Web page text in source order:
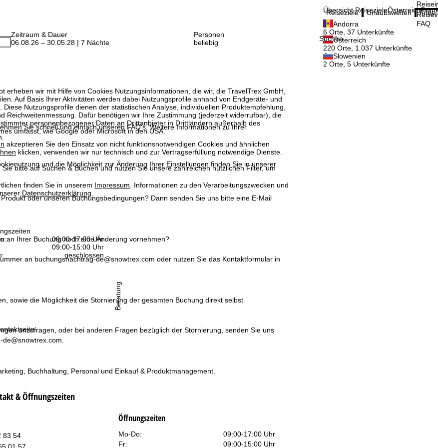
erheben wir mit Hilfe von Cookies Nutzungsinformationen, die wir, die TravelTrex GmbH,
Auf Basis Ihrer Aktivitäten werden dabei Nutzungsprofile anhand von Endgeräte- und
Nutzungsprofile dienen der statistischen Analyse, individuellen Produktempfehlung,
Reichweitenmessung. Dafür benötigen wir Ihre Zustimmung (jederzeit widerrufbar), die
personenbezogener Daten an Drittanbieter in Drittländern außerhalb des
umfasst, wie Google oder Microsoft in den USA.
akzeptieren Sie den Einsatz von nicht funktionsnotwendigen Cookies und ähnlichen
klicken, verwenden wir nur technisch und zur Vertragserfüllung notwendige Dienste.
und die Möglichkeit zur Änderung Ihrer Einstellungen finden Sie in unserer
finden Sie in unserem Impressum . Informationen zu den Verarbeitungszwecken und
Datenschutzerklärung
09:00-17:00 Uhr
09:00-15:00 Uhr
geschlossen
Beratung
Reiseziele
Übersicht ReisezieleÖsterreich
Andorra
6 Orte, 37 Unterkünfte
Österreich
220 Orte, 1.037 Unterkünfte
Slowenien
2 Orte, 5 Unterkünfte
Urlaubswelten Infos
FAQ
Zeitraum & Dauer
06.08.26 – 30.05.28 | 7 Nächte
Personen
beliebig
Suchen
Sie schnell und einfach unseren FAQ's. Weitere Informationen zu Ihrer
Sie bitte auf Suchen & Buchenund nutzen Sie unsere zahlreichen nützlichen Filter, um
oder unseren Buchungsbedingungen? Dann senden Sie uns bitte eine E-Mail
an Ihrer Buchung noch eine Änderung vornehmen?
an buchungsnachtrag-de@snowtrex.com oder nutzen Sie das Kontaktformular in
sowie die Möglichkeit die Stornierung der gesamten Buchung direkt selbst
anzufragen, oder bei anderen Fragen bezüglich der Stornierung, senden Sie uns
de@snowtrex.com
Buchhaltung, Personal und Einkauf & Produktmanagement.
& Öffnungszeiten
83 54
Öffnungszeiten
Mo-Do:
09:00-17:00 Uhr
Fr:
09:00-15:00 Uhr